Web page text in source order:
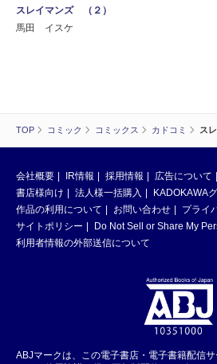
TOP コミック コミックス カドコミ ス
スレイマンズ （２）
馬田 イスケ
会社概要 IR情報 採用情報 広告について
書店様向け
法人様一括購入
KADOKAWA
作品の利用について
お問い合わせ
プライ
サイトポリシー
Do Not Sell or Share My
利用者情報の外部送信について
ABJマークは、この電子書店・電子書籍配信